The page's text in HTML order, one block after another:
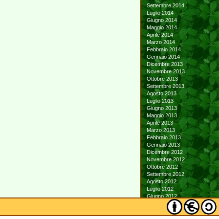
Settembre 2014
Luglio 2014
Giugno 2014
Maggio 2014
Aprile 2014
Marzo 2014
Febbraio 2014
Gennaio 2014
Dicembre 2013
Novembre 2013
Ottobre 2013
Settembre 2013
Agosto 2013
Luglio 2013
Giugno 2013
Maggio 2013
Aprile 2013
Marzo 2013
Febbraio 2013
Gennaio 2013
Dicembre 2012
Novembre 2012
Ottobre 2012
Settembre 2012
Agosto 2012
Luglio 2012
Giugno 2012
Maggio 2012
Aprile 2012